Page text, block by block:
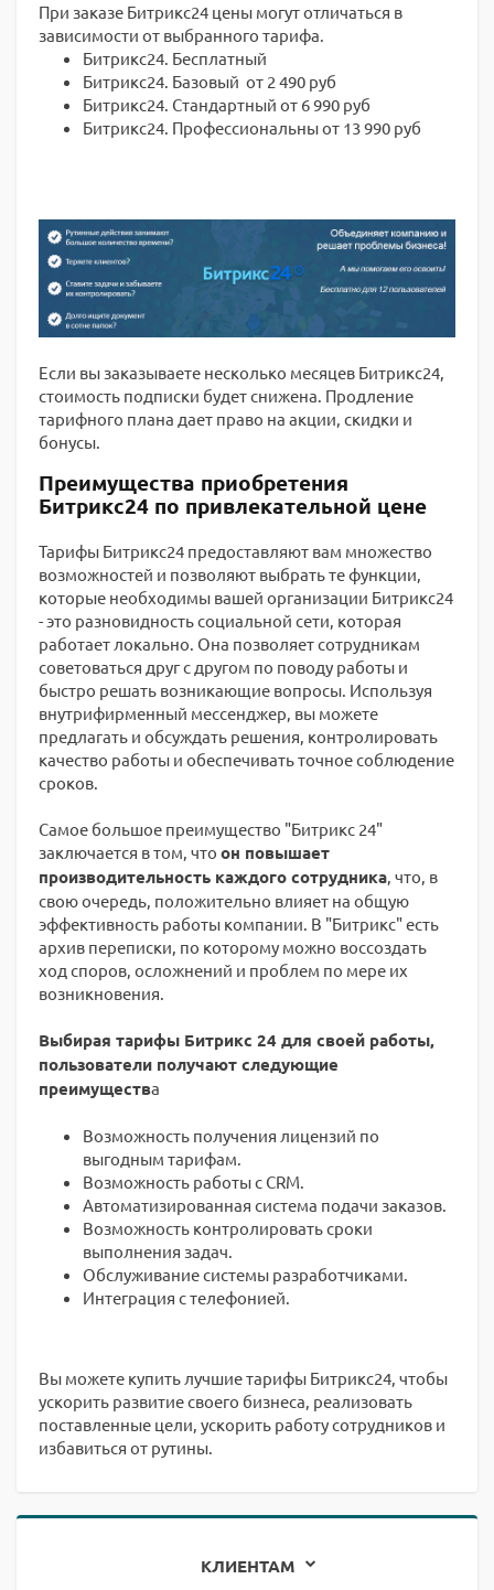
При заказе Битрикс24 цены могут отличаться в
зависимости от выбранного тарифа.
Битрикс24. Бесплатный
Битрикс24. Базовый от 2 490 руб
Битрикс24. Стандартный от 6 990 руб
Битрикс24. Профессиональны от 13 990 руб
Если вы заказываете несколько месяцев Битрикс24,
стоимость подписки будет снижена. Продление
тарифного плана дает право на акции, скидки и
бонусы.
Преимущества приобретения
Битрикс24 по привлекательной цене
Тарифы Битрикс24 предоставляют вам множество
возможностей и позволяют выбрать те функции,
которые необходимы вашей организации Битрикс24
- это разновидность социальной сети, которая
работает локально. Она позволяет сотрудникам
советоваться друг с другом по поводу работы и
быстро решать возникающие вопросы. Используя
внутрифирменный мессенджер, вы можете
предлагать и обсуждать решения, контролировать
качество работы и обеспечивать точное соблюдение
сроков.
Самое большое преимущество "Битрикс 24"
заключается в том, что он повышает
производительность каждого сотрудника, что, в
свою очередь, положительно влияет на общую
эффективность работы компании. В "Битрикс" есть
архив переписки, по которому можно воссоздать
ход споров, осложнений и проблем по мере их
возникновения.
Выбирая тарифы Битрикс 24 для своей работы,
пользователи получают следующие
преимущества
Возможность получения лицензий по
выгодным тарифам.
Возможность работы с CRM.
Автоматизированная система подачи заказов.
Возможность контролировать сроки
выполнения задач.
Обслуживание системы разработчиками.
Интеграция с телефонией.
Вы можете купить лучшие тарифы Битрикс24, чтобы
ускорить развитие своего бизнеса, реализовать
поставленные цели, ускорить работу сотрудников и
избавиться от рутины.
КЛИЕНТАМ